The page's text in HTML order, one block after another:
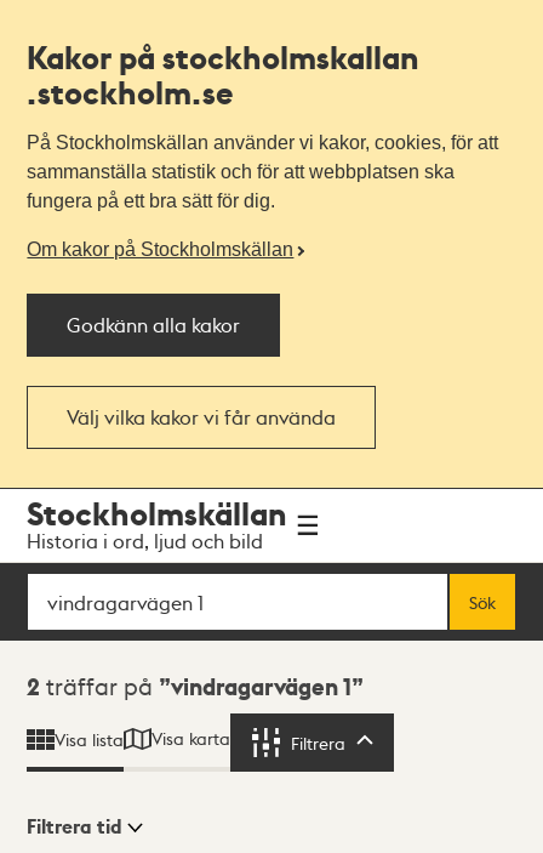
Kakor på stockholmskallan
.stockholm.se
På Stockholmskällan använder vi kakor, cookies, för att
sammanställa statistik och för att webbplatsen ska
fungera på ett bra sätt för dig.
Om kakor på Stockholmskällan
Godkänn alla kakor
Välj vilka kakor vi får använda
navigationen
huvudinnehållet
Stockholmskällan
Historia i ord, ljud och bild
Sök
Sök
Sökresultat
2 träffar på vindragarvägen 1
Visa lista Visa karta Filtrera
Filtrera tid